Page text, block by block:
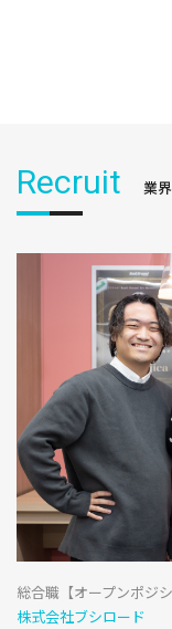
Recruit 業
総合職【オープンポジシ
株式会社ブシロード